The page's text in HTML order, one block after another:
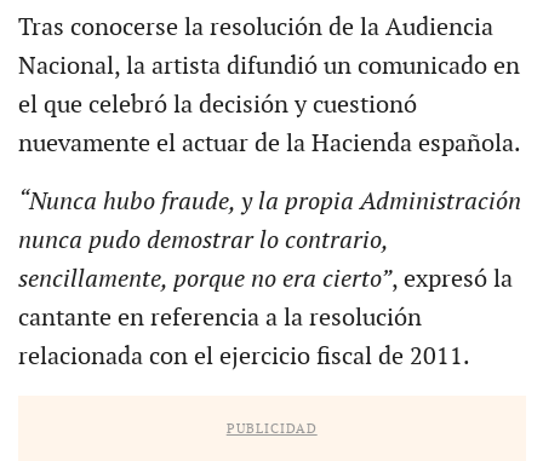
Tras conocerse la resolución de la Audiencia
Nacional, la artista difundió un comunicado en
el que celebró la decisión y cuestionó
nuevamente el actuar de la Hacienda española.
“Nunca hubo fraude, y la propia Administración
nunca pudo demostrar lo contrario,
sencillamente, porque no era cierto”, expresó la
cantante en referencia a la resolución
relacionada con el ejercicio fiscal de 2011.
PUBLICIDAD